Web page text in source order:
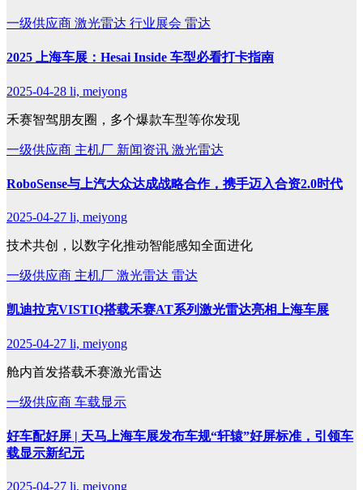
一级供应商 激光雷达 行业展会 雷达
2025 上海车展：Hesai Inside 车型必看打卡指南
2025-04-28 li, meiyong
禾赛智驾朋友圈，多个爆款车型等你发现
一级供应商 主机厂 新闻资讯 激光雷达
RoboSense与上汽大众达成战略合作，携手迈入合资2.0时代
2025-04-27 li, meiyong
技术共创，以数字化推动智能感知全面进化
一级供应商 主机厂 激光雷达 雷达
凯迪拉克VISTIQ搭载禾赛AT系列激光雷达亮相上海车展
2025-04-27 li, meiyong
舱内首发搭载禾赛激光雷达
一级供应商 车载显示
好车配好屏 | 天马上海车展发布车规“轩辕”好屏标准，引领车
载显示新纪元
2025-04-27 li, meiyong